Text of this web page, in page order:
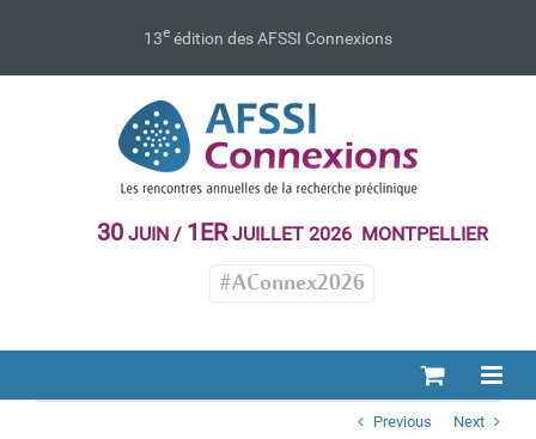
13e édition des AFSSI Connexions
30JUIN / 1ERJUILLET 2026 MONTPELLIER
#AConnex2026
Previous Next